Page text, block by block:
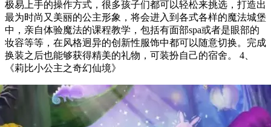
极易上手的操作方式，很多孩子们都可以轻松来挑选，打造出
最为时尚又美丽的公主形象，将会进入到各式各样的魔法城堡
中，亲自体验魔法的课程教学，包括有面部spa或者是眼部的
妆容等等，在风格迥异的创新性服饰中都可以随意切换。完成
换装之后也能够获得精美的礼物，可装扮自己的宿舍。 4、
《莉比小公主之奇幻仙境》